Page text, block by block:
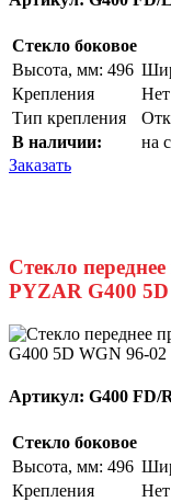
Стекло боковое
Высота, мм: 496
Крепления
Нет
Тип крепления
В наличии:
на
Заказать
Стекло
PYZAR G400
Артикул: G400 FD/
Стекло боковое
Высота, мм: 496
Крепления
Нет